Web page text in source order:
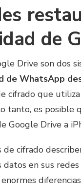
de
Drive son dos
de WhatsApp
cifrado que
tanto, es posible
Google Drive a
de cifrado
en sus